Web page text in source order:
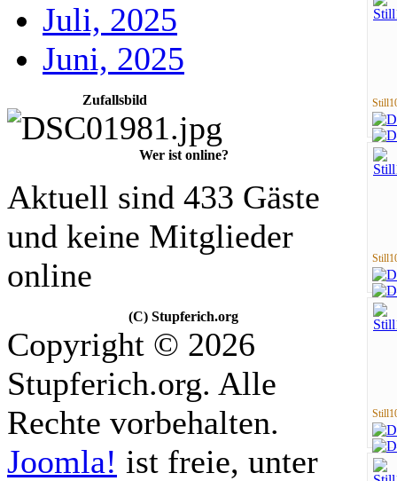
Juli, 2025
Juni, 2025
Zufallsbild
Wer ist online?
Aktuell sind 433 Gäste
und keine Mitglieder
online
(C) Stupferich.org
Copyright © 2026
Stupferich.org. Alle
Rechte vorbehalten.
Joomla! ist freie, unter